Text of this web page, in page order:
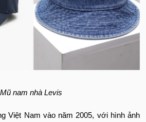
Mũ nam nhà Levis
Việt Nam vào năm 2005, với hình ảnh